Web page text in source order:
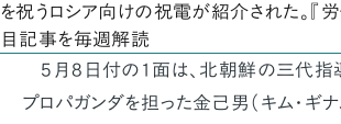
を祝うロシア向けの祝電が紹介された。『
目記事を毎週解読
5月8日付の1面は、北朝鮮の三代指
プロパガンダを担った金己男（キム・ギナ